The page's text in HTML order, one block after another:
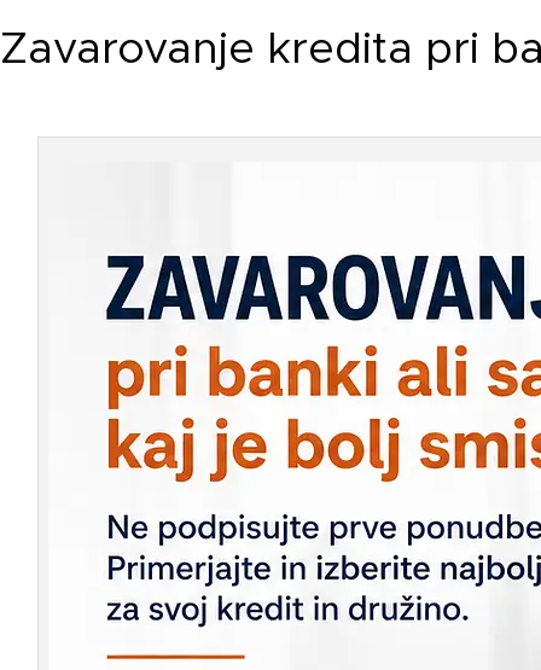
Zavarovanje kredita pri